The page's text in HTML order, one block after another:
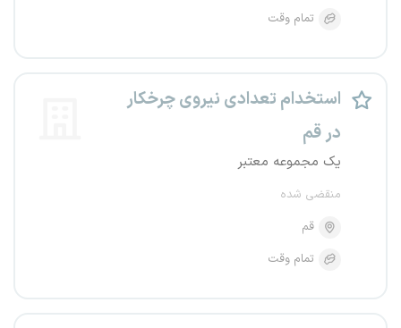
تمام وقت
استخدام تعدادی نیروی چرخکار
در قم
یک مجموعه معتبر
منقضی شده
قم
تمام وقت